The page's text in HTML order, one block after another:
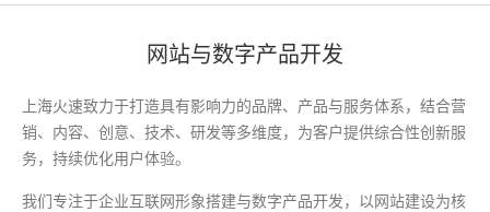
网站与数字产品开发
上海火速致力于打造具有影响力的品牌、产品与服务体系，结合营
销、内容、创意、技术、研发等多维度，为客户提供综合性创新服
务，持续优化用户体验。
我们专注于企业互联网形象搭建与数字产品开发，以网站建设为核